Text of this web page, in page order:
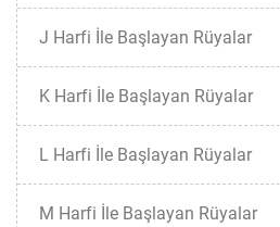
J Harfi İle Başlayan Rüyalar
K Harfi İle Başlayan Rüyalar
L Harfi İle Başlayan Rüyalar
M Harfi İle Başlayan Rüyalar